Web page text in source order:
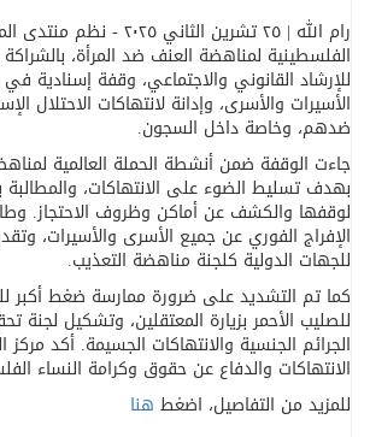
رام الله | ٢٥ تشرين الثاني
الفلسطينية لمناهضة العنف ضد المرأة،
للإرشاد القانوني والاجتماعي، وقفة إسنادية في
الأسيرات والأسرى، وإدانة لانتهاكات الاحتلال
ضدهم، وخاصة داخل السجون.
جاءت الوقفة ضمن أنشطة الحملة العالمية
بهدف تسليط الضوء على الانتهاكات،
لوقفها والكشف عن أماكن وظروف الاحتجاز.
الإفراج الفوري عن جميع الأسرى والأسيرات،
للجهات الدولية كلجنة مناهضة التعذيب.
كما تم التشديد على ضرورة ممارسة ضغط أكبر
للصليب الأحمر بزيارة المعتقلين، وتشكيل لجنة
الجرائم الجنسية والانتهاكات الجسيمة. أكد مركز
الانتهاكات والدفاع عن حقوق وكرامة النساء
للمزيد من التفاصيل، اضغط هنا